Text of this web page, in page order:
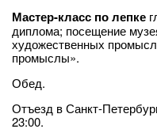
Мастер-класс по лепке
диплома; посещение
художественных
промыслы».
Обед.
Отъезд в Санкт-
23:00.